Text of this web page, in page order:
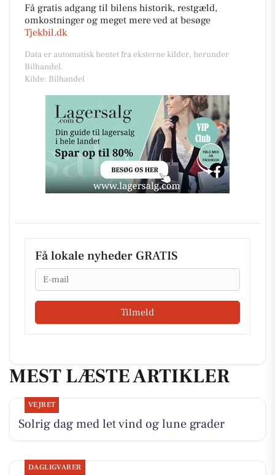
Få gratis adgang til bilens historik, restgæld,
omkostninger og meget mere ved at besøge
Tjekbil.dk
Data er automatisk hentet fra eksterne kilder, herunder
Bilhandel.
Kilde: Bilhandel
Få lokale nyheder GRATIS
Email
Tilmeld
MEST LÆSTE ARTIKLER
VEJRET
Solrig dag med let vind og lune grader
DAGLIGVARER